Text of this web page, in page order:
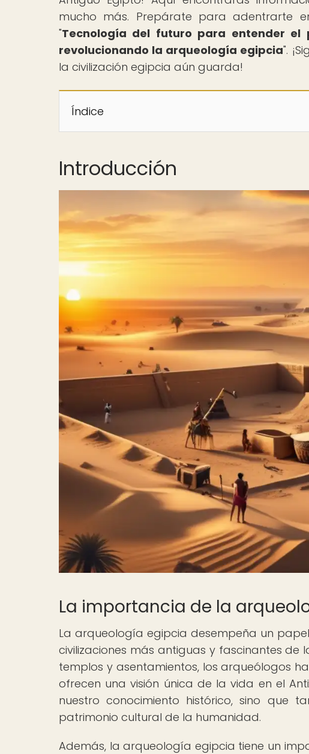
mucho más. Prepárate para adentrarte
"Tecnología del futuro para entender
revolucionando la arqueología egipcia".
la civilización egipcia aún guarda!
Índice
Introducción
La importancia de la
La arqueología egipcia desempeña un
civilizaciones más antiguas y fascinantes
templos y asentamientos, los arqueólogos
ofrecen una visión única de la vida en el
nuestro conocimiento histórico, sino que
patrimonio cultural de la humanidad.
Además, la arqueología egipcia tiene un